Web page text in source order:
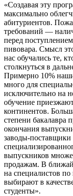
«Создавая эту
максимально
абитуриентов.
требований —
перед
пивовара. Смысл
нас обучались те,
столкнуться в
Примерно 10%
много для
исключительно на
обучение
континентов.
степени бакалавра
окончания
заводы-поставщики
выпускников
продажам. В
на специалистов по
выбирают в
студенты».